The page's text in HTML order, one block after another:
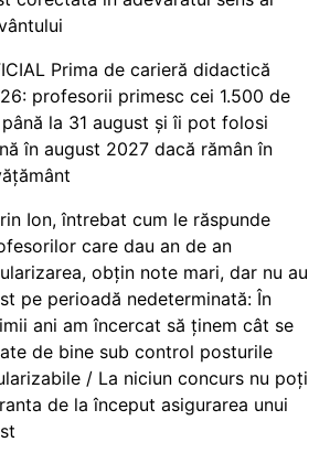
Prima de carieră didactică
profesorii primesc cei 1.500 de
la 31 august și îi pot folosi
în august 2027 dacă rămân în
Ion, întrebat cum le răspunde
care dau an de an
obțin note mari, dar nu au
pe perioadă nedeterminată: În
ani am încercat să ținem cât se
de bine sub control posturile
/ La niciun concurs nu poți
de la început asigurarea unui